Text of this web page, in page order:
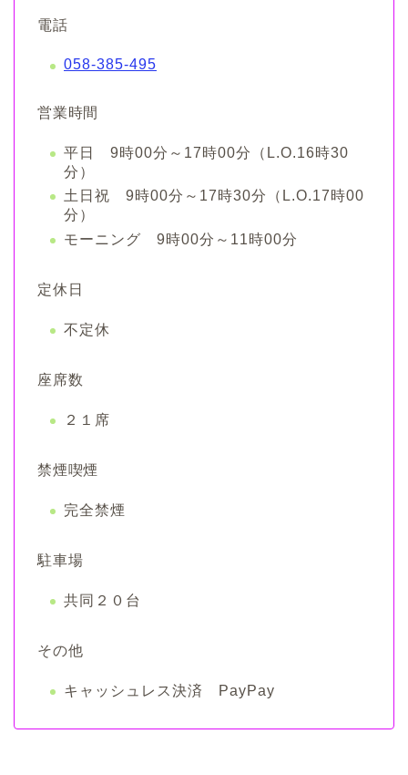
電話
058-385-495
営業時間
平日 9時00分～17時00分（L.O.16時30
分）
土日祝 9時00分～17時30分（L.O.17時00
分）
モーニング 9時00分～11時00分
定休日
不定休
座席数
２１席
禁煙喫煙
完全禁煙
駐車場
共同２０台
その他
キャッシュレス決済 PayPay